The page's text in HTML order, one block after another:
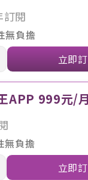
訂閱
無負擔
立即
APP 999元/
無負擔
立即